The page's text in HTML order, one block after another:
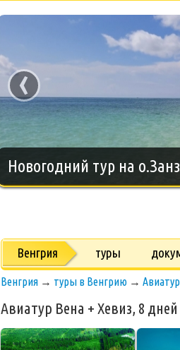
Новогодний тур на
‹
Венгрия туры
Венгрия → туры в Венгрию →
Авиатур Вена + Хевиз, 8 дней